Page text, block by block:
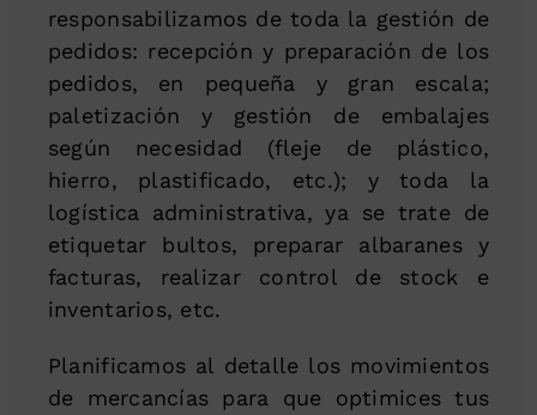
responsabilizamos de toda la gestión de
pedidos: recepción y preparación de los
pedidos, en pequeña y gran escala;
paletización y gestión de embalajes
según necesidad (fleje de plástico,
hierro, plastificado, etc.); y toda la
logística administrativa, ya se trate de
etiquetar bultos, preparar albaranes y
facturas, realizar control de stock e
inventarios, etc.
Planificamos al detalle los movimientos
de mercancías para que optimices tus